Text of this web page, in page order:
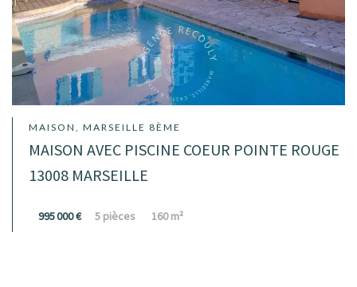
MAISON, MARSEILLE 8ÈME
MAISON AVEC PISCINE COEUR POINTE ROUGE
13008 MARSEILLE
995 000 € 5 pièces 160 m²